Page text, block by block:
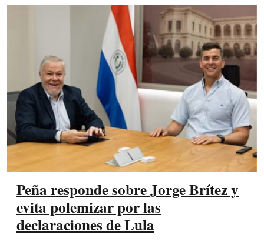
Peña responde sobre Jorge Brítez y
evita polemizar por las
declaraciones de Lula